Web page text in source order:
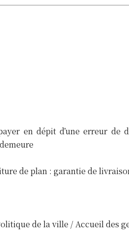
en dépit d’une erreur
de plan : garantie de
de la ville / Accueil des